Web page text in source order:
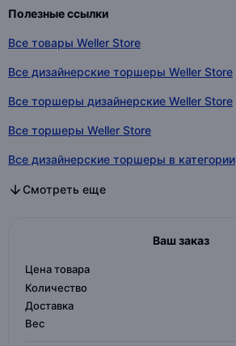
Полезные ссылки
Все товары Weller Store
Все дизайнерские торшеры Weller Store
Все торшеры дизайнерские Weller Store
Все торшеры Weller Store
Все дизайнерские торшеры в категории
Все торшеры дизайнерские в категории
Все торшеры в категории
Смотреть еще
Ваш заказ
Цена товара
Количество
Доставка
Вес